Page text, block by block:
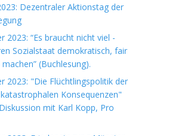
Dezentraler Aktionstag der
2023: “Es braucht nicht viel -
Sozialstaat demokratisch, fair
(Buchlesung).
2023: "Die Flüchtlingspolitik der
Konsequenzen"
mit Karl Kopp, Pro